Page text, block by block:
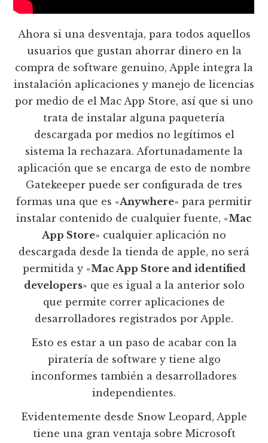
Ahora si una desventaja, para todos aquellos
usuarios que gustan ahorrar dinero en la
compra de software genuino, Apple integra la
instalación aplicaciones y manejo de licencias
por medio de el Mac App Store, así que si uno
trata de instalar alguna paquetería
descargada por medios no legítimos el
sistema la rechazara. Afortunadamente la
aplicación que se encarga de esto de nombre
Gatekeeper puede ser configurada de tres
formas una que es «Anywhere» para permitir
instalar contenido de cualquier fuente, «Mac
App Store» cualquier aplicación no
descargada desde la tienda de apple, no será
permitida y «Mac App Store and identified
developers» que es igual a la anterior solo
que permite correr aplicaciones de
desarrolladores registrados por Apple.
Esto es estar a un paso de acabar con la
piratería de software y tiene algo
inconformes también a desarrolladores
independientes.
Evidentemente desde Snow Leopard, Apple
tiene una gran ventaja sobre Microsoft